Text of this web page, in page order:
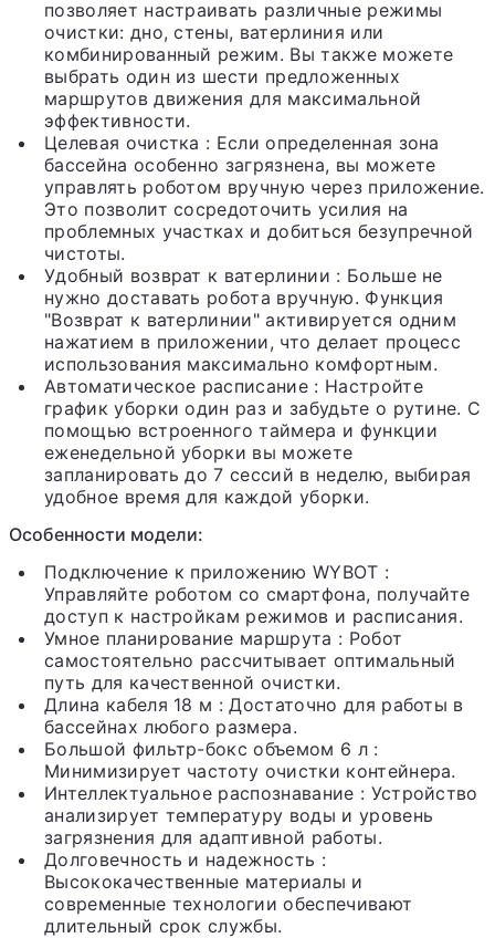
позволяет настраивать различные режимы
очистки: дно, стены, ватерлиния или
комбинированный режим. Вы также можете
выбрать один из шести предложенных
маршрутов движения для максимальной
эффективности.
Целевая очистка : Если определенная зона
бассейна особенно загрязнена, вы можете
управлять роботом вручную через приложение.
Это позволит сосредоточить усилия на
проблемных участках и добиться безупречной
чистоты.
Удобный возврат к ватерлинии : Больше не
нужно доставать робота вручную. Функция
"Возврат к ватерлинии" активируется одним
нажатием в приложении, что делает процесс
использования максимально комфортным.
Автоматическое расписание : Настройте
график уборки один раз и забудьте о рутине. С
помощью встроенного таймера и функции
еженедельной уборки вы можете
запланировать до 7 сессий в неделю, выбирая
удобное время для каждой уборки.
Особенности модели:
Подключение к приложению WYBOT :
Управляйте роботом со смартфона, получайте
доступ к настройкам режимов и расписания.
Умное планирование маршрута : Робот
самостоятельно рассчитывает оптимальный
путь для качественной очистки.
Длина кабеля 18 м : Достаточно для работы в
бассейнах любого размера.
Большой фильтр-бокс объемом 6 л :
Минимизирует частоту очистки контейнера.
Интеллектуальное распознавание : Устройство
анализирует температуру воды и уровень
загрязнения для адаптивной работы.
Долговечность и надежность :
Высококачественные материалы и
современные технологии обеспечивают
длительный срок службы.